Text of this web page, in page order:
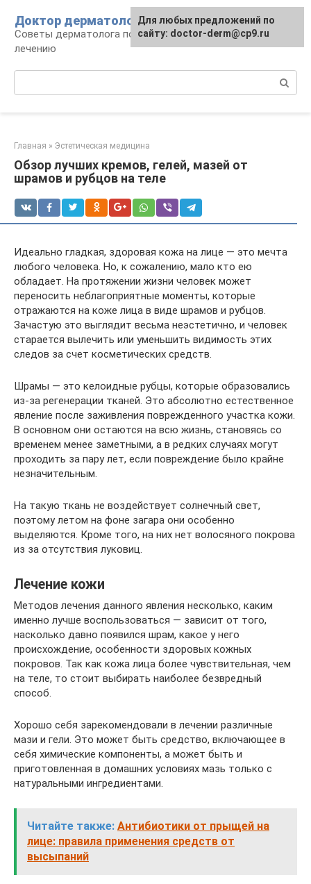
контенту
Доктор дерматолог
Советы дерматолога по уходу за кожей и
лечению
Главная » Эстетическая медицина
Обзор лучших кремов, гелей, мазей от
шрамов и рубцов на теле
Идеально гладкая, здоровая кожа на лице — это мечта
любого человека. Но, к сожалению, мало кто ею
обладает. На протяжении жизни человек может
переносить неблагоприятные моменты, которые
отражаются на коже лица в виде шрамов и рубцов.
Зачастую это выглядит весьма неэстетично, и человек
старается вылечить или уменьшить видимость этих
следов за счет косметических средств.
Шрамы — это келоидные рубцы, которые образовались
из-за регенерации тканей. Это абсолютно естественное
явление после заживления поврежденного участка кожи.
В основном они остаются на всю жизнь, становясь со
временем менее заметными, а в редких случаях могут
проходить за пару лет, если повреждение было крайне
незначительным.
На такую ткань не воздействует солнечный свет,
поэтому летом на фоне загара они особенно
выделяются. Кроме того, на них нет волосяного покрова
из за отсутствия луковиц.
Лечение кожи
Методов лечения данного явления несколько, каким
именно лучше воспользоваться — зависит от того,
насколько давно появился шрам, какое у него
происхождение, особенности здоровых кожных
покровов. Так как кожа лица более чувствительная, чем
на теле, то стоит выбирать наиболее безвредный
способ.
Хорошо себя зарекомендовали в лечении различные
мази и гели. Это может быть средство, включающее в
себя химические компоненты, а может быть и
приготовленная в домашних условиях мазь только с
натуральными ингредиентами.
Читайте также: Антибиотики от прыщей на
лице: правила применения средств от
высыпаний
Для любых предложений по
сайту: doctor-derm@cp9.ru